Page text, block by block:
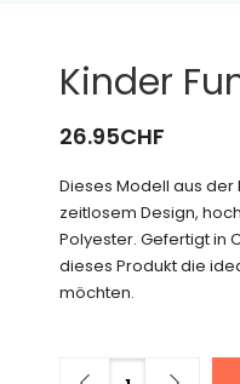
Kinder
26.95CHF
Dieses Modell aus
zeitlosem Design,
Polyester. Gefertigt in
dieses Produkt die
möchten.
Menge